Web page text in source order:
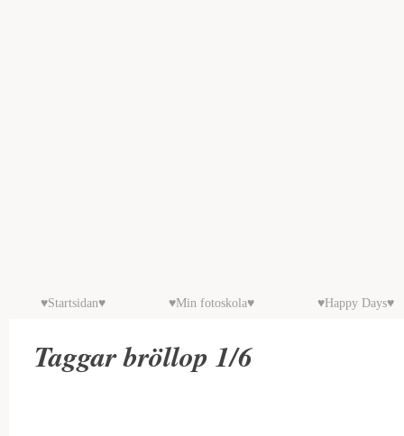
♥Startsidan♥ ♥Min fotoskola♥ ♥Happy Days♥
Taggar bröllop 1/6